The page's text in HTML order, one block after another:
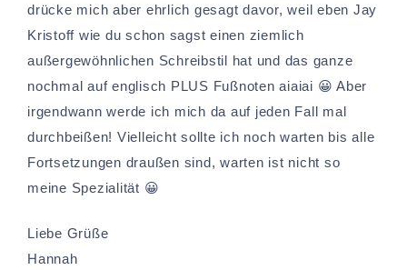
drücke mich aber ehrlich gesagt davor, weil eben Jay
Kristoff wie du schon sagst einen ziemlich
außergewöhnlichen Schreibstil hat und das ganze
nochmal auf englisch PLUS Fußnoten aiaiai 😀 Aber
irgendwann werde ich mich da auf jeden Fall mal
durchbeißen! Vielleicht sollte ich noch warten bis alle
Fortsetzungen draußen sind, warten ist nicht so
meine Spezialität 😀
Liebe Grüße
Hannah